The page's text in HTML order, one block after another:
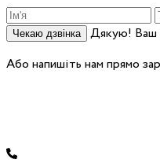
Чекаю дзвінка
Дякую! Ваш
Або напишіть нам прямо